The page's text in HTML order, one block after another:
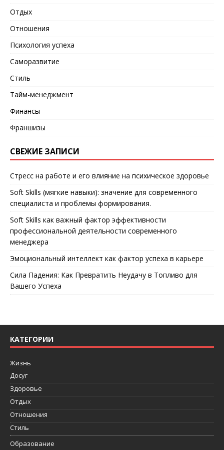
Отдых
Отношения
Психология успеха
Саморазвитие
Стиль
Тайм-менеджмент
Финансы
Франшизы
СВЕЖИЕ ЗАПИСИ
Стресс на работе и его влияние на психическое здоровье
Soft Skills (мягкие навыки): значение для современного
специалиста и проблемы формирования.
Soft Skills как важный фактор эффективности
профессиональной деятельности современного
менеджера
Эмоциональный интеллект как фактор успеха в карьере
Сила Падения: Как Превратить Неудачу в Топливо для
Вашего Успеха
КАТЕГОРИИ
Жизнь
Досуг
Здоровье
Отдых
Отношения
Стиль
Образование